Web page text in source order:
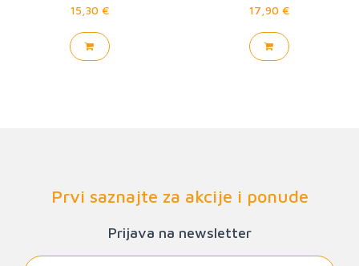
15,30 € 17,90 €
Prvi saznajte za akcije i ponude
Prijava na newsletter